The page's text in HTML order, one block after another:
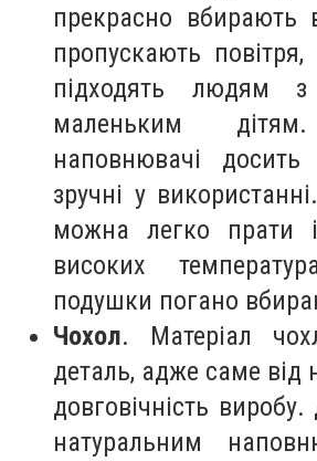
прекрасно вбирають
пропускають
підходять людям
маленьким дітям.
наповнювачі досить
зручні у
можна легко прати
високих
подушки погано
Чохол. Матеріал
деталь, адже саме від
довговічність
натуральним